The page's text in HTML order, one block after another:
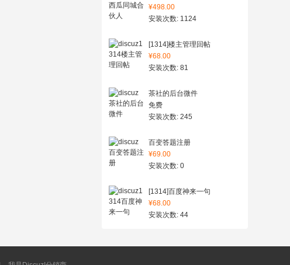
¥498.00
安装次数: 1124
[1314]楼主管理回帖
¥68.00
安装次数: 81
茶社的后台微件
免费
安装次数: 245
百变答题注册
¥69.00
安装次数: 0
[1314]百度神来一句
¥68.00
安装次数: 44